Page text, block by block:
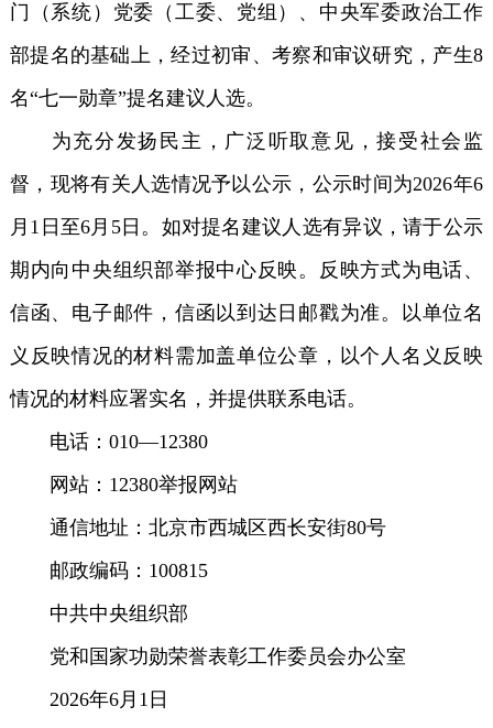
门（系统）党委（工委、党组）、中央军委政治工作
部提名的基础上，经过初审、考察和审议研究，产生8
名“七一勋章”提名建议人选。
为充分发扬民主，广泛听取意见，接受社会监
督，现将有关人选情况予以公示，公示时间为2026年6
月1日至6月5日。如对提名建议人选有异议，请于公示
期内向中央组织部举报中心反映。反映方式为电话、
信函、电子邮件，信函以到达日邮戳为准。以单位名
义反映情况的材料需加盖单位公章，以个人名义反映
情况的材料应署实名，并提供联系电话。
电话：010—12380
网站：12380举报网站
通信地址：北京市西城区西长安街80号
邮政编码：100815
中共中央组织部
党和国家功勋荣誉表彰工作委员会办公室
2026年6月1日